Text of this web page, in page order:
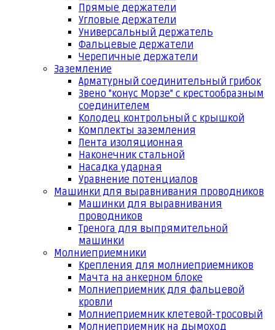
Прямые держатели
Угловые держатели
Универсальный держатель
Фальцевые держатели
Черепичные держатели
Заземление
Арматурный соединительный грибок
Звено "конус Морзе" с крестообразным
соединителем
Колодец контрольный с крышкой
Комплекты заземления
Лента изоляционная
Наконечник стальной
Насадка ударная
Уравнение потенциалов
Машинки для выравнивания проводников
Машинки для выравнивания
проводников
Тренога для выпрямительной
машинки
Молниеприемники
Крепления для молниеприемников
Мачта на анкерном блоке
Молниеприемник для фальцевой
кровли
Молниеприемник клетевой-тросовый
Молниеприемник на дымоход